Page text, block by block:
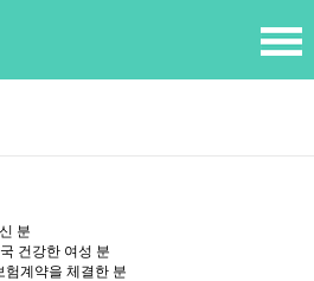
분
건강한 여성 분
험계약을 체결한 분